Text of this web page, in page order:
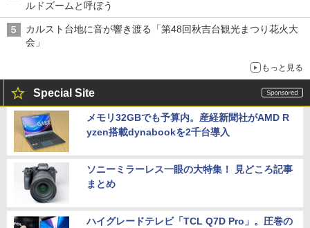
ルドズームと呼ぼう
カルスト台地に音が響き渡る「第48回秋吉台観光まつり花火大
会」
もっと見る
Special Site
メモリ32GBでも予算内。産経新聞社がAMD R
yzen搭載dynabookを2千台導入
ソニーミラーレス一眼の大特集！ 見どころ記事
まとめ
ハイグレードテレビ「TCL Q7D Pro」。圧巻の